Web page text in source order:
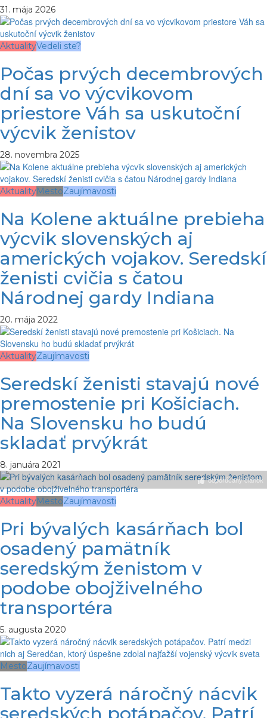
31. mája 2026
AktualityVedeli ste?
Počas prvých decembrových
dní sa vo výcvikovom
priestore Váh sa uskutoční
výcvik ženistov
28. novembra 2025
AktualityMestoZaujímavosti
Na Kolene aktuálne prebieha
výcvik slovenských aj
amerických vojakov. Seredskí
ženisti cvičia s čatou
Národnej gardy Indiana
20. mája 2022
AktualityZaujímavosti
Seredskí ženisti stavajú nové
premostenie pri Košiciach.
Na Slovensku ho budú
skladať prvýkrát
8. januára 2021
odporúčaný článok
AktualityMestoZaujímavosti
Pri bývalých kasárňach bol
osadený pamätník
seredským ženistom v
podobe obojživelného
transportéra
5. augusta 2020
MestoZaujímavosti
Takto vyzerá náročný nácvik